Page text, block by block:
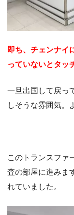
即ち、チェンナイ
っていないとタッ
一旦出国して戻っ
しそうな雰囲気。
このトランスファ
査の部屋に進みま
れていました。